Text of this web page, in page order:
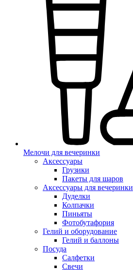
Мелочи для вечеринки
Аксессуары
Грузики
Пакеты для шаров
Аксессуары для вечеринки
Дуделки
Колпачки
Пиньяты
Фотобутафория
Гелий и оборудование
Гелий и баллоны
Посуда
Салфетки
Свечи